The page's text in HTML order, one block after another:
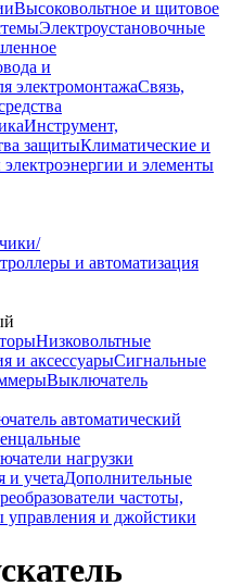
Высоковольтное и щитовое
Электроустановочные
и
электромонтажаСвязь,
Инструмент,
защитыКлиматические и
электроэнергии и элементы
и автоматизация
Низковольтные
и аксессуарыСигнальные
Выключатель
автоматический
нагрузки
и учетаДополнительные
частоты,
управления и джойстики